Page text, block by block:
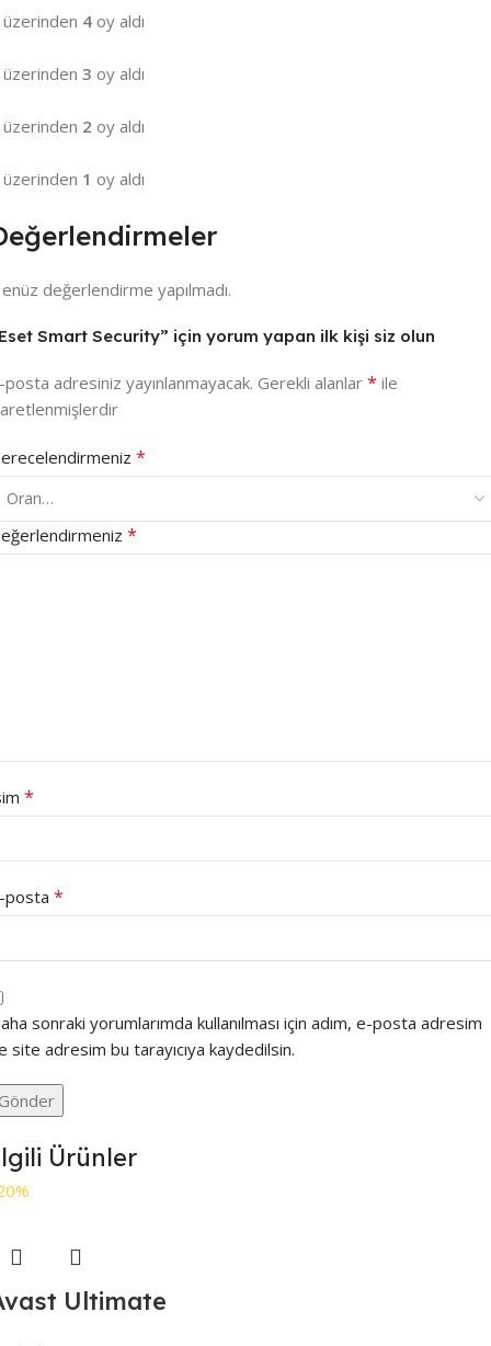
4 oy aldı
3 oy aldı
2 oy aldı
1 oy aldı
değerlendirme yapılmadı.
Smart Security” için yorum yapan ilk kişi siz olun
posta adresiniz yayınlanmayacak. Gerekli alanlar * ile
*
*
*
posta *
sonraki yorumlarımda kullanılması için adım, e-posta adresim
site adresim bu tarayıcıya kaydedilsin.
Ürünler
Ultimate